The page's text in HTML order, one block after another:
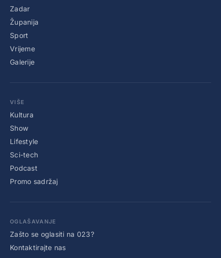
Zadar
Županija
Sport
Vrijeme
Galerije
VIŠE
Kultura
Show
Lifestyle
Sci-tech
Podcast
Promo sadržaj
OGLAŠAVANJE
Zašto se oglasiti na 023?
Kontaktirajte nas